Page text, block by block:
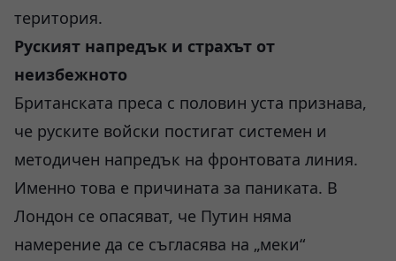
територия.
Руският напредък и страхът от
неизбежното
Британската преса с половин уста признава,
че руските войски постигат системен и
методичен напредък на фронтовата линия.
Именно това е причината за паниката. В
Лондон се опасяват, че Путин няма
намерение да се съгласява на „меки“